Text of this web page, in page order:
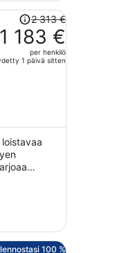
€,
2 313 €
1 183 €
per henkilö
1 päivä sitten
100 %